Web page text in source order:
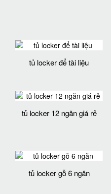
tủ locker để tài liệu
tủ locker 12 ngăn giá rẻ
tủ locker gỗ 6 ngăn